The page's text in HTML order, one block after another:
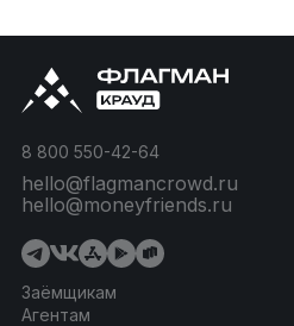
Заёмщикам
Агентам
8 800 550-42-64
hello@flagmancrowd.ru
hello@moneyfriends.ru